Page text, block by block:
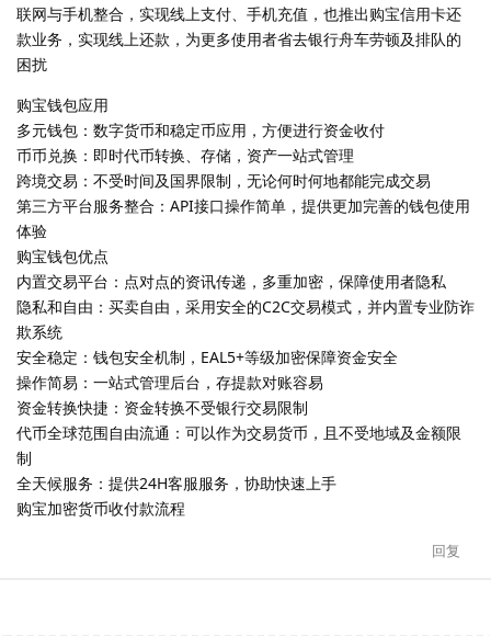
联网与手机整合，实现线上支付、手机充值，也推出购宝信用卡还
款业务，实现线上还款，为更多使用者省去银行舟车劳顿及排队的
困扰
购宝钱包应用
多元钱包：数字货币和稳定币应用，方便进行资金收付
币币兑换：即时代币转换、存储，资产一站式管理
跨境交易：不受时间及国界限制，无论何时何地都能完成交易
第三方平台服务整合：API接口操作简单，提供更加完善的钱包使用
体验
购宝钱包优点
内置交易平台：点对点的资讯传递，多重加密，保障使用者隐私
隐私和自由：买卖自由，采用安全的C2C交易模式，并内置专业防诈
欺系统
安全稳定：钱包安全机制，EAL5+等级加密保障资金安全
操作简易：一站式管理后台，存提款对账容易
资金转换快捷：资金转换不受银行交易限制
代币全球范围自由流通：可以作为交易货币，且不受地域及金额限
制
全天候服务：提供24H客服服务，协助快速上手
购宝加密货币收付款流程
回复